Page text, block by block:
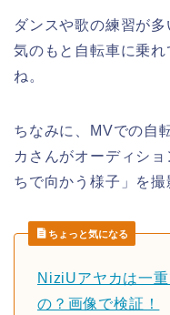
ダンスや歌の練習が
気のもと自転車に乗れ
ね。
ちなみに、 MVでの自
カさんがオーディシ
ちで向かう様子 」を
ちょっと気になる
NiziUアヤカは一
の？画像で検証！